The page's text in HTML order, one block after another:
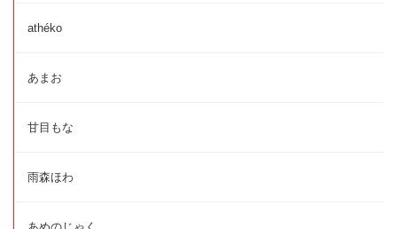
athéko
あまお
甘目もな
雨森ほわ